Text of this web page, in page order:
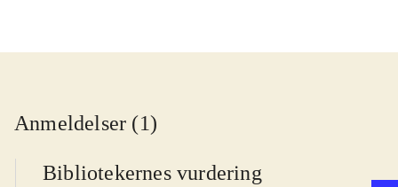
Anmeldelser (1)
Bibliotekernes vurdering